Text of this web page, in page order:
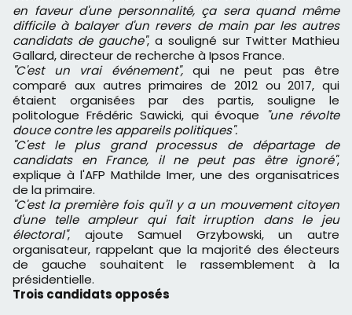
en faveur d'une personnalité, ça sera quand même
difficile à balayer d'un revers de main par les autres
candidats de gauche", a souligné sur Twitter Mathieu
Gallard, directeur de recherche à Ipsos France.
"C'est un vrai événement", qui ne peut pas être
comparé aux autres primaires de 2012 ou 2017, qui
étaient organisées par des partis, souligne le
politologue Frédéric Sawicki, qui évoque
"une révolte
douce contre les appareils politiques".
"C'est le plus grand processus de départage de
candidats en France, il ne peut pas être ignoré",
explique à l'AFP Mathilde Imer, une des organisatrices
de la primaire.
"C'est la première fois qu'il y a un mouvement citoyen
d'une telle ampleur qui fait irruption dans le jeu
électoral", ajoute Samuel Grzybowski, un autre
organisateur, rappelant que la majorité des électeurs
de gauche souhaitent le rassemblement à la
présidentielle.
Trois candidats opposés